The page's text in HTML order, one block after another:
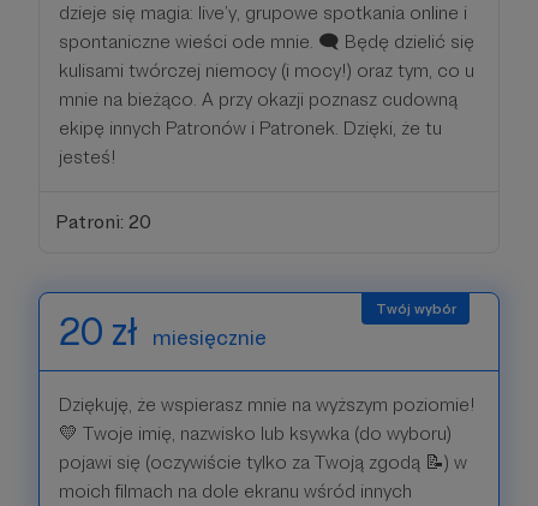
dzieje się magia: live’y, grupowe spotkania online i
spontaniczne wieści ode mnie. 🗨️ Będę dzielić się
kulisami twórczej niemocy (i mocy!) oraz tym, co u
mnie na bieżąco. A przy okazji poznasz cudowną
ekipę innych Patronów i Patronek. Dzięki, że tu
jesteś!
Patroni: 20
20 zł miesięcznie
Dziękuję, że wspierasz mnie na wyższym poziomie!
💛 Twoje imię, nazwisko lub ksywka (do wyboru)
pojawi się (oczywiście tylko za Twoją zgodą 📝) w
moich filmach na dole ekranu wśród innych